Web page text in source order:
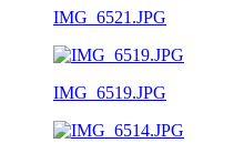
IMG_6521.JPG
IMG_6519.JPG